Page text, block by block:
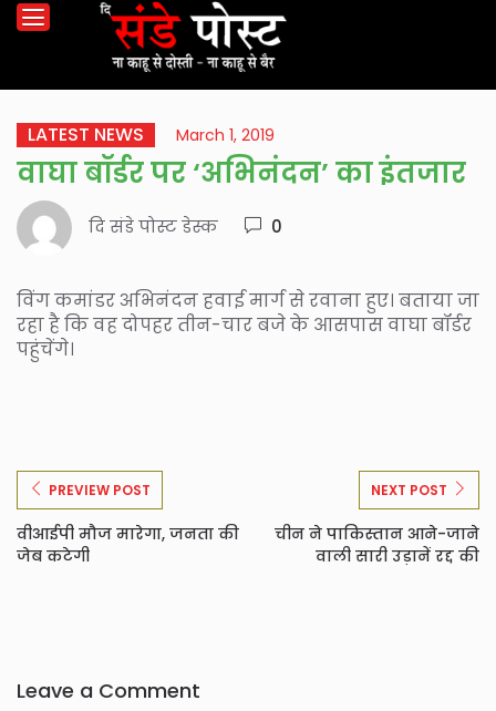
LATEST NEWS March 1, 2019
वाघा बॉर्डर पर ‘अभिनंदन’ का इंतजार
दि संडे पोस्ट डेस्क 0
विंग कमांडर अभिनंदन हवाई मार्ग से रवाना हुए। बताया जा
रहा है कि वह दोपहर तीन-चार बजे के आसपास वाघा बॉर्डर
पहुंचेंगे।
PREVIEW POST
वीआईपी मौज मारेगा, जनता की
जेब कटेगी
NEXT POST
चीन ने पाकिस्तान आने-जाने
वाली सारी उड़ानें रद्द की
Leave a Comment